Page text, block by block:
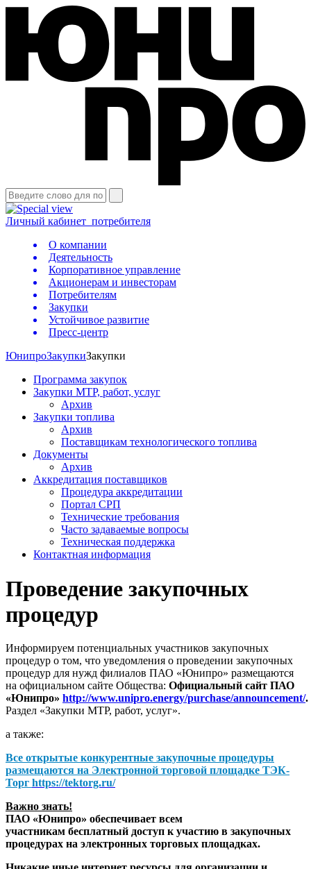
Личный кабинет потребителя
О компании
Деятельность
Корпоративное управление
Акционерам и инвесторам
Потребителям
Закупки
Устойчивое развитие
Пресс-центр
ЮнипроЗакупкиЗакупки
Программа закупок
Закупки МТР, работ, услуг
Архив
Закупки топлива
Архив
Поставщикам технологического топлива
Документы
Архив
Аккредитация поставщиков
Процедура аккредитации
Портал СРП
Технические требования
Часто задаваемые вопросы
Техническая поддержка
Контактная информация
Проведение закупочных
процедур
Информируем потенциальных участников закупочных
процедур о том, что уведомления о проведении закупочных
процедур для нужд филиалов ПАО «Юнипро» размещаются
на официальном сайте Общества: Официальный сайт ПАО
«Юнипро» http://www.unipro.energy/purchase/announcement/.
Раздел «Закупки МТР, работ, услуг».
а также:
Все открытые конкурентные закупочные процедуры
размещаются на Электронной торговой площадке ТЭК-
Торг https://tektorg.ru/
Важно знать!
ПАО «Юнипро» обеспечивает всем
участникам бесплатный доступ к участию в закупочных
процедурах на электронных торговых площадках.